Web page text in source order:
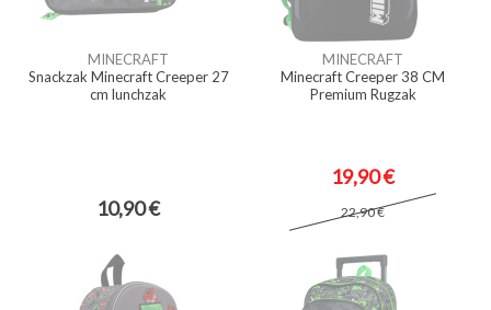
MINECRAFT
Snackzak Minecraft Creeper 27
cm lunchzak
10,90 €
MINECRAFT
Minecraft Creeper 38 CM
Premium Rugzak
19,90 €
22,90 €